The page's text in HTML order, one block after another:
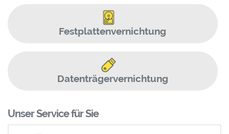
Festplattenvernichtung
Datenträgervernichtung
Unser Service für Sie